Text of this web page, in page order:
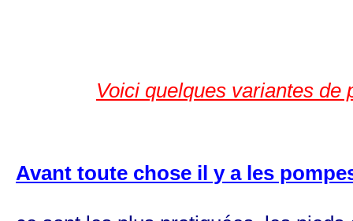
Voici quelques variantes de
Avant toute chose il y a les